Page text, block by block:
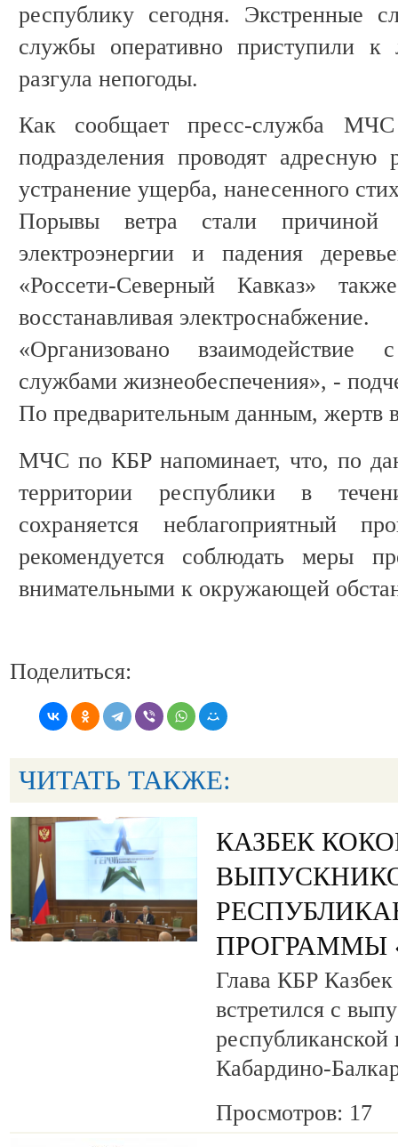
республику сегодня. Экстренные
службы оперативно приступили к
разгула непогоды.
Как сообщает пресс-служба
подразделения проводят адресную
устранение ущерба, нанесенного
Порывы ветра стали причиной
электроэнергии и падения
«Россети-Северный Кавказ»
восстанавливая электроснабжение.
«Организовано
службами жизнеобеспечения», -
По предварительным данным, жертв в
МЧС по КБР напоминает, что, по
территории республики в
сохраняется неблагоприятный
рекомендуется соблюдать меры
внимательными к окружающей
Поделиться:
ЧИТАТЬ ТАКЖЕ:
КАЗБЕК
ПРОГРАММЫ
Глава КБР Казбек
встретился с
Кабардино-
Просмотров: 17